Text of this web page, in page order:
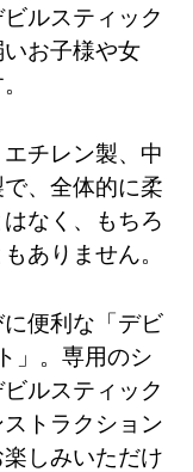
ルスティック
お子様や女
チレン製、中
、全体的に柔
なく、もちろ
ありません。
便利な「デビ
」。専用のシ
ルスティック
トラクション
しみいただけ